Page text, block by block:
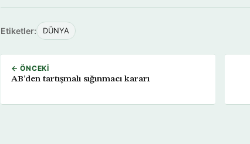
Etiketler: DÜNYA
← ÖNCEKI
AB’den tartışmalı sığınmacı kararı